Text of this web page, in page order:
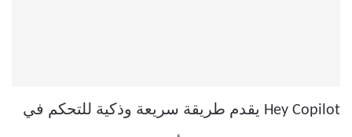
Hey Copilot يقدم طريقة سريعة وذكية للتحكم في